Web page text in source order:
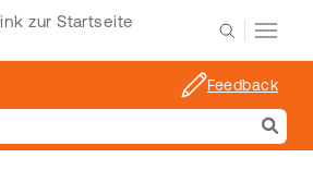
Feedback